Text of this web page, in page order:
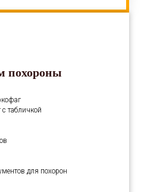
похороны
табличкой
для похорон